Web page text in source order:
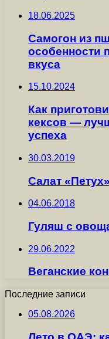
18.06.2025
Самогон из
особенности
вкуса
15.10.2024
Как
кексов —
успеха
30.03.2019
Салат
04.06.2018
Гуляш с
29.06.2022
Веганские
Последние записи
05.08.2026